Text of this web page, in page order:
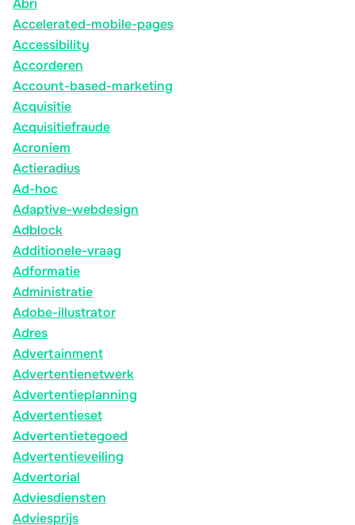
Abri
Accelerated-mobile-pages
Accessibility
Accorderen
Account-based-marketing
Acquisitie
Acquisitiefraude
Acroniem
Actieradius
Ad-hoc
Adaptive-webdesign
Adblock
Additionele-vraag
Adformatie
Administratie
Adobe-illustrator
Adres
Advertainment
Advertentienetwerk
Advertentieplanning
Advertentieset
Advertentietegoed
Advertentieveiling
Advertorial
Adviesdiensten
Adviesprijs